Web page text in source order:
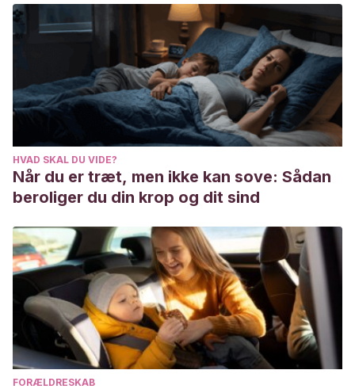
Frank, A.(ed. 2010). El diario de Ana Frank.PLAZA &
Stoker, B.(ed. 2011).Drácula. Austral.
Verne, J.(ed. 2002).La vuelta al mundo en 80 días.Grupo
Anaya Publicaciones Generale.
Shakespeare, W.(ed. 2010).Otelo. Austral.
HVAD SKAL DU VIDE?
Når du er træt, men ikke kan sove: Sådan
beroliger du din krop og dit sind
FORÆLDRESKAB